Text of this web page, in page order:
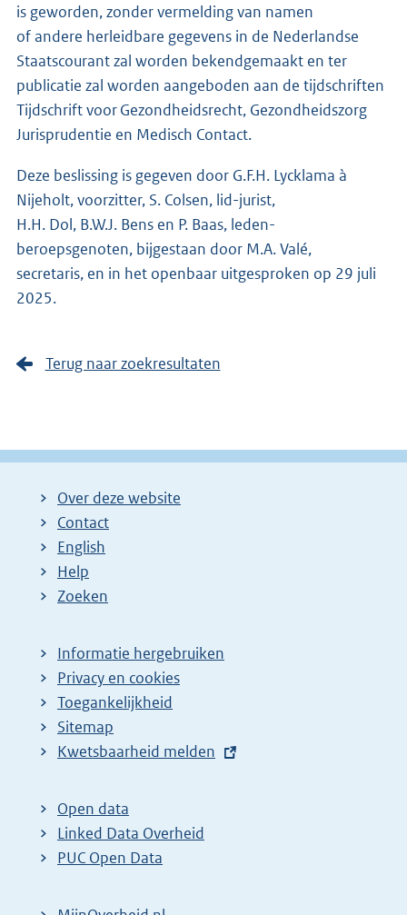
is geworden, zonder vermelding van namen
of andere herleidbare gegevens in de Nederlandse
Staatscourant zal worden bekendgemaakt en ter
publicatie zal worden aangeboden aan de tijdschriften
Tijdschrift voor Gezondheidsrecht, Gezondheidszorg
Jurisprudentie en Medisch Contact.
Deze beslissing is gegeven door G.F.H. Lycklama à
Nijeholt, voorzitter, S. Colsen, lid-jurist,
H.H. Dol, B.W.J. Bens en P. Baas, leden-
beroepsgenoten, bijgestaan door M.A. Valé,
secretaris, en in het openbaar uitgesproken op 29 juli
2025.
Terug naar zoekresultaten
Over deze website
Contact
English
Help
Zoeken
Informatie hergebruiken
Privacy en cookies
Toegankelijkheid
Sitemap
E
t
e
r
Kwetsbaarheid melden
Open data
Linked Data Overheid
PUC Open Data